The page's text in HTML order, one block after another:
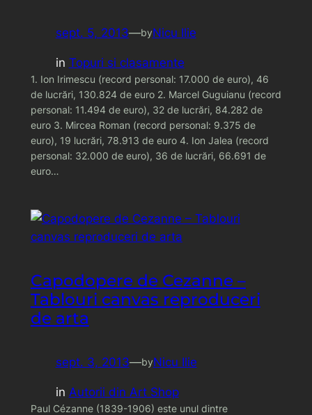
sept. 5, 2013—byNicu Ilie
in Topuri si clasamente
1. Ion Irimescu (record personal: 17.000 de euro), 46
de lucrări, 130.824 de euro 2. Marcel Guguianu (record
personal: 11.494 de euro), 32 de lucrări, 84.282 de
euro 3. Mircea Roman (record personal: 9.375 de
euro), 19 lucrări, 78.913 de euro 4. Ion Jalea (record
personal: 32.000 de euro), 36 de lucrări, 66.691 de
euro…
Capodopere de Cezanne –
Tablouri canvas reproduceri
de arta
sept. 3, 2013—byNicu Ilie
in Autorii din Art Shop
Paul Cézanne (1839-1906) este unul dintre